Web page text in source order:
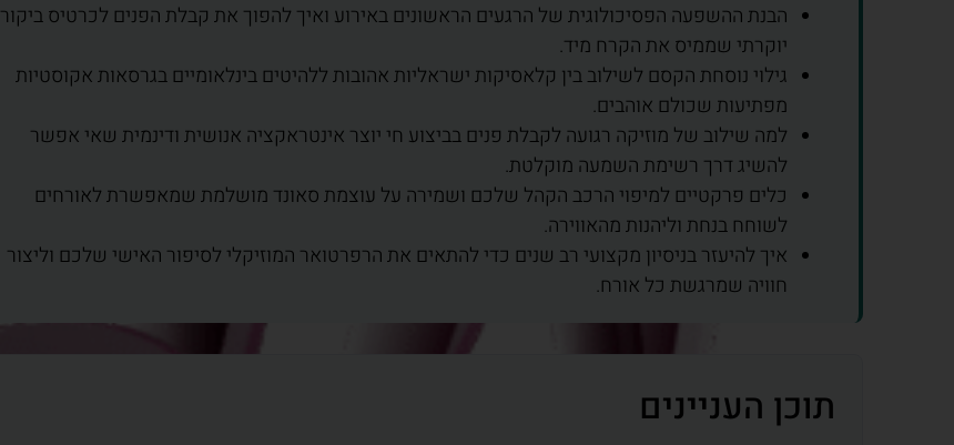
הבנת ההשפעה הפסיכולוגית של הרגעים הראשונים באירוע ואיך להפוך את קבלת הפנים לכרטיס ביקור
יוקרתי שממיס את הקרח מיד.
גילוי נוסחת הקסם לשילוב בין קלאסיקות ישראליות אהובות ללהיטים בינלאומיים בגרסאות אקוסטיות
מפתיעות שכולם אוהבים.
למה שילוב של מוזיקה רגועה לקבלת פנים בביצוע חי יוצר אינטראקציה אנושית ודינמית שאי אפשר
להשיג דרך רשימת השמעה מוקלטת.
כלים פרקטיים למיפוי הרכב הקהל שלכם ושמירה על עוצמת סאונד מושלמת שמאפשרת לאורחים
לשוחח בנחת וליהנות מהאווירה.
איך להיעזר בניסיון מקצועי רב שנים כדי להתאים את הרפרטואר המוזיקלי לסיפור האישי שלכם וליצור
חוויה שמרגשת כל אורח.
תוכן העניינים